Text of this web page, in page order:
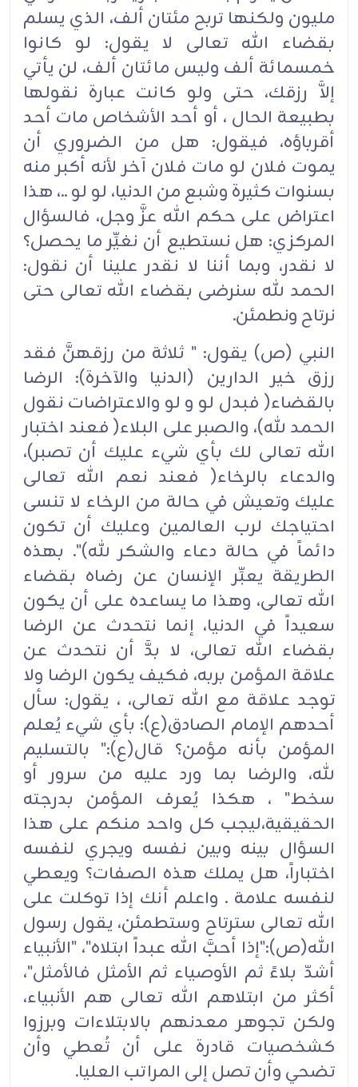
مليون ولكنها تربح مئتان ألف، الذي يسلم
بقضاء الله تعالى لا يقول: لو كانوا
خمسمائة ألف وليس مائتان ألف، لن يأتي
إلاَّ رزقك، حتى ولو كانت عبارة نقولها
بطبيعة الحال ، أو أحد الأشخاص مات أحد
أقرباؤه، فيقول: هل من الضروري أن
يموت فلان لو مات فلان آخر لأنه أكبر منه
بسنوات كثيرة وشبع من الدنيا، لو لو ..، هذا
اعتراض على حكم الله عزَّ وجل، فالسؤال
المركزي: هل نستطيع أن نغيِّر ما يحصل؟
لا نقدر، وبما أننا لا نقدر علينا أن نقول:
الحمد لله سنرضى بقضاء الله تعالى حتى
نرتاح ونطمئن.
النبي (ص) يقول: " ثلاثة من رزقهنَّ فقد
رزق خير الدارين (الدنيا والآخرة): الرضا
بالقضاء( فبدل لو و لو والاعتراضات نقول
الحمد لله)، والصبر على البلاء( فعند اختبار
الله تعالى لك بأي شيء عليك أن تصبر)،
والدعاء بالرخاء( فعند نعم الله تعالى
عليك وتعيش في حالة من الرخاء لا تنسى
احتياجك لرب العالمين وعليك أن تكون
دائماً في حالة دعاء والشكر لله)". بهذه
الطريقة يعبِّر الإنسان عن رضاه بقضاء
الله تعالى، وهذا ما يساعده على أن يكون
سعيداً في الدنيا، إنما نتحدث عن الرضا
بقضاء الله تعالى، لا بدَّ أن نتحدث عن
علاقة المؤمن بربه، فكيف يكون الرضا ولا
توجد علاقة مع الله تعالى، ، يقول: سأل
أحدهم الإمام الصادق(ع): بأي شيء يُعلم
المؤمن بأنه مؤمن؟ قال(ع):" بالتسليم
لله، والرضا بما ورد عليه من سرور أو
سخط" ، هكذا يُعرف المؤمن بدرجته
الحقيقية،ليجب كل واحد منكم على هذا
السؤال بينه وبين نفسه ويجري لنفسه
اختباراً، هل يملك هذه الصفات؟ ويعطي
لنفسه علامة . واعلم أنك إذا توكلت على
الله تعالى سترتاح وستطمئن، يقول رسول
الله(ص):"إذا أحبَّ الله عبداً ابتلاه"، "الأنبياء
أشدّ بلاءً ثم الأوصياء ثم الأمثل فالأمثل"،
أكثر من ابتلاهم الله تعالى هم الأنبياء،
ولكن تجوهر معدنهم بالابتلاءات وبرزوا
كشخصيات قادرة على أن تُعطي وأن
تضحي وأن تصل إلى المراتب العليا.